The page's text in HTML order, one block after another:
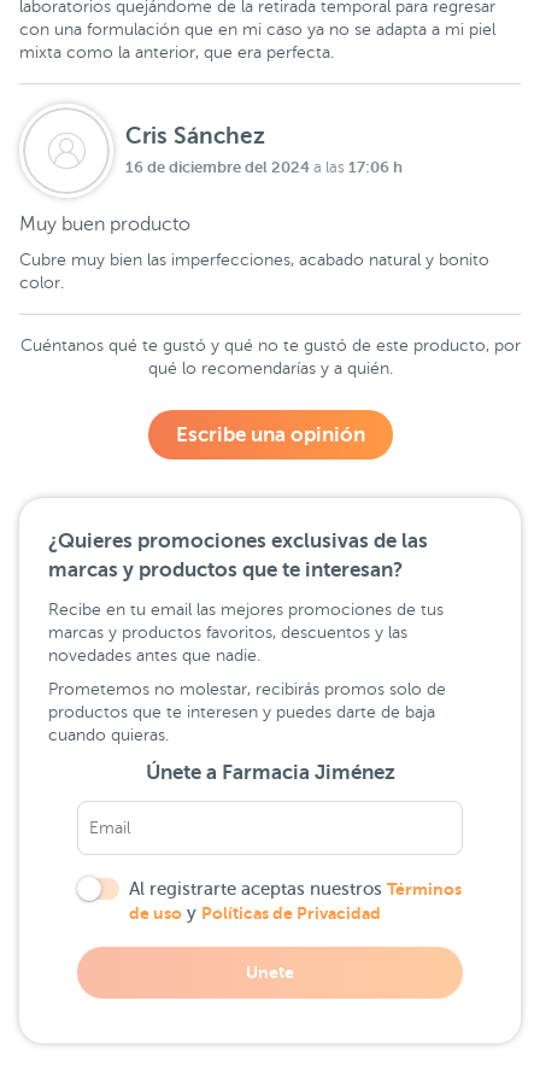
laboratorios quejándome de la retirada temporal para regresar
con una formulación que en mi caso ya no se adapta a mi piel
mixta como la anterior, que era perfecta.
Cris Sánchez
16 de diciembre del 2024 a las 17:06 h
Muy buen producto
Cubre muy bien las imperfecciones, acabado natural y bonito
color.
Cuéntanos qué te gustó y qué no te gustó de este producto, por
qué lo recomendarías y a quién.
Escribe una opinión
¿Quieres promociones exclusivas de las
marcas y productos que te interesan?
Recibe en tu email las mejores promociones de tus
marcas y productos favoritos, descuentos y las
novedades antes que nadie.
Prometemos no molestar, recibirás promos solo de
productos que te interesen y puedes darte de baja
cuando quieras.
Únete a Farmacia Jiménez
Al registrarte aceptas nuestros Términos
de uso y Políticas de Privacidad
Unete